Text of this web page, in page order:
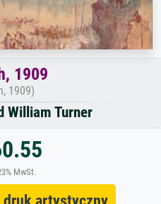
1909
1909)
William Turner
MwSt.